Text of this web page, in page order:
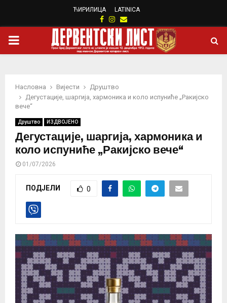
ЋИРИЛИЦА LATINICA
Facebook
Instagram
Email
PRIMARY
Насловна Вијести
Друштво
Дегустације, шаргија, хармоника и коло испуниће „Ракијско
вече“
Друштво ИЗДВОЈЕНО
Дегустације, шаргија, хармоника и
коло испуниће „Ракијско вече“
01/07/2026
ПОДЈЕЛИ 0